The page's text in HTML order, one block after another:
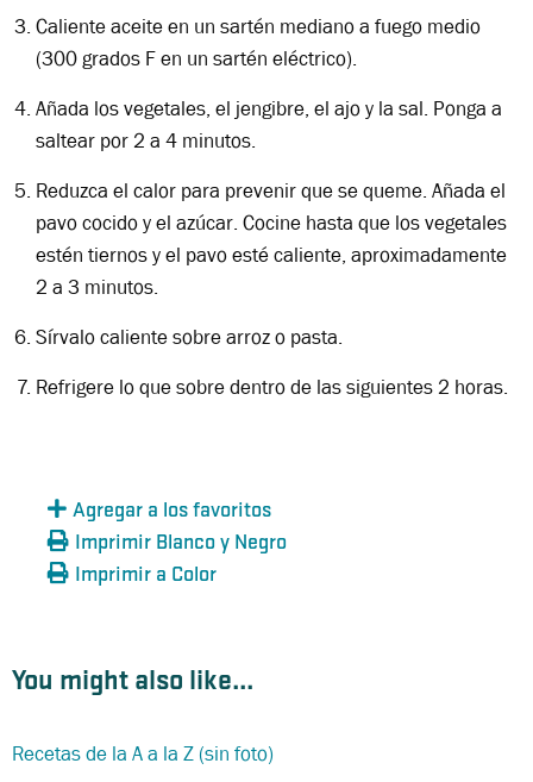
Caliente aceite en un sartén mediano a fuego medio
(300 grados F en un sartén eléctrico).
Añada los vegetales, el jengibre, el ajo y la sal. Ponga a
saltear por 2 a 4 minutos.
Reduzca el calor para prevenir que se queme. Añada el
pavo cocido y el azúcar. Cocine hasta que los vegetales
estén tiernos y el pavo esté caliente, aproximadamente
2 a 3 minutos.
Sírvalo caliente sobre arroz o pasta.
Refrigere lo que sobre dentro de las siguientes 2 horas.
Agregar a los favoritos
Imprimir Blanco y Negro
Imprimir a Color
You might also like...
Recetas de la A a la Z (sin foto)